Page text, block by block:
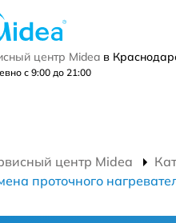
центр Midea в
с 9:00 до 21:00
центр Midea
проточного